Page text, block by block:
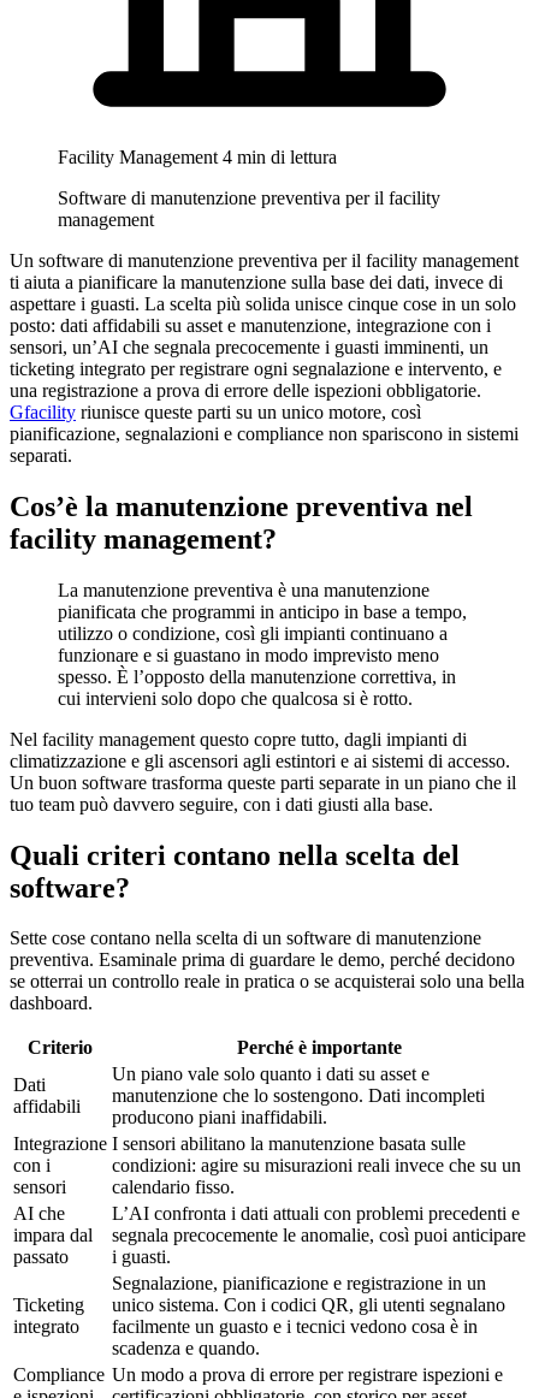
Facility Management 4 min di lettura
Software di manutenzione preventiva per il facility
management
Un software di manutenzione preventiva per il facility management
ti aiuta a pianificare la manutenzione sulla base dei dati, invece di
aspettare i guasti. La scelta più solida unisce cinque cose in un solo
posto: dati affidabili su asset e manutenzione, integrazione con i
sensori, un’AI che segnala precocemente i guasti imminenti, un
ticketing integrato per registrare ogni segnalazione e intervento, e
una registrazione a prova di errore delle ispezioni obbligatorie.
Gfacility riunisce queste parti su un unico motore, così
pianificazione, segnalazioni e compliance non spariscono in sistemi
separati.
Cos’è la manutenzione preventiva nel
facility management?
La manutenzione preventiva è una manutenzione
pianificata che programmi in anticipo in base a tempo,
utilizzo o condizione, così gli impianti continuano a
funzionare e si guastano in modo imprevisto meno
spesso. È l’opposto della manutenzione correttiva, in
cui intervieni solo dopo che qualcosa si è rotto.
Nel facility management questo copre tutto, dagli impianti di
climatizzazione e gli ascensori agli estintori e ai sistemi di accesso.
Un buon software trasforma queste parti separate in un piano che il
tuo team può davvero seguire, con i dati giusti alla base.
Quali criteri contano nella scelta del
software?
Sette cose contano nella scelta di un software di manutenzione
preventiva. Esaminale prima di guardare le demo, perché decidono
se otterrai un controllo reale in pratica o se acquisterai solo una bella
dashboard.
Criterio
Perché è importante
Dati
affidabili
Un piano vale solo quanto i dati su asset e
manutenzione che lo sostengono. Dati incompleti
producono piani inaffidabili.
Integrazione
con i
sensori
I sensori abilitano la manutenzione basata sulle
condizioni: agire su misurazioni reali invece che su un
calendario fisso.
AI che
impara dal
passato
L’AI confronta i dati attuali con problemi precedenti e
segnala precocemente le anomalie, così puoi anticipare
i guasti.
Ticketing
integrato
Segnalazione, pianificazione e registrazione in un
unico sistema. Con i codici QR, gli utenti segnalano
facilmente un guasto e i tecnici vedono cosa è in
scadenza e quando.
Compliance Un modo a prova di errore per registrare ispezioni e